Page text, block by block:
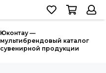
Юконтау —
мультибрендовый каталог
сувенирной продукции